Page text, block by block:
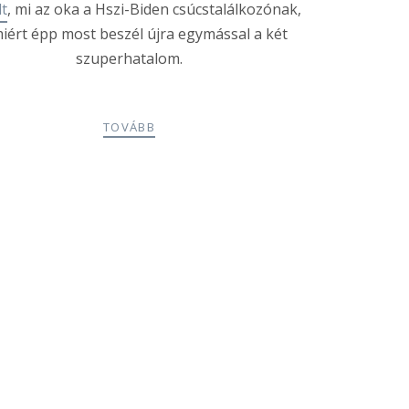
, mi az oka a Hszi-Biden csúcstalálkozónak,
épp most beszél újra egymással a két
szuperhatalom.
TOVÁBB